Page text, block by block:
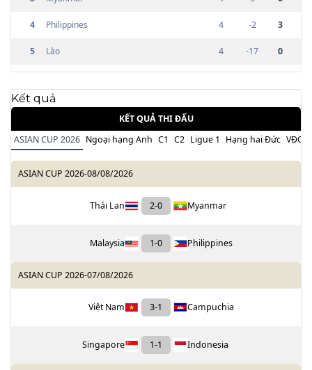
4 Philippines 4 -2 3
5 Lào 4 -17 0
Kết quả
KẾT QUẢ THI ĐẤU
ASIAN CUP 2026 Ngoại hạng Anh C1 C2 Ligue 1 Hạng hai Đức
ASIAN CUP 2026-08/08/2026
Thái Lan 2-0 Myanmar
Malaysia 1-0 Philippines
ASIAN CUP 2026-07/08/2026
Việt Nam 3-1 Campuchia
Singapore 1-1 Indonesia